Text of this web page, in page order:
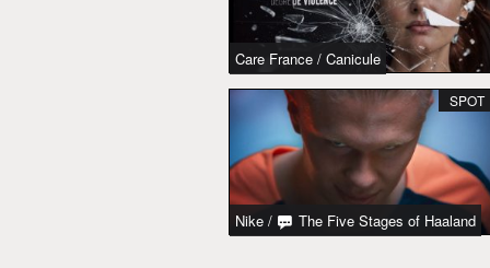
Care France / Canicule
Nike / The Five Stages of Haaland
SPOT